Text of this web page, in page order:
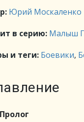
Юрий Москаленко
в серию: Малыш
и теги: Боевики,
Пролог